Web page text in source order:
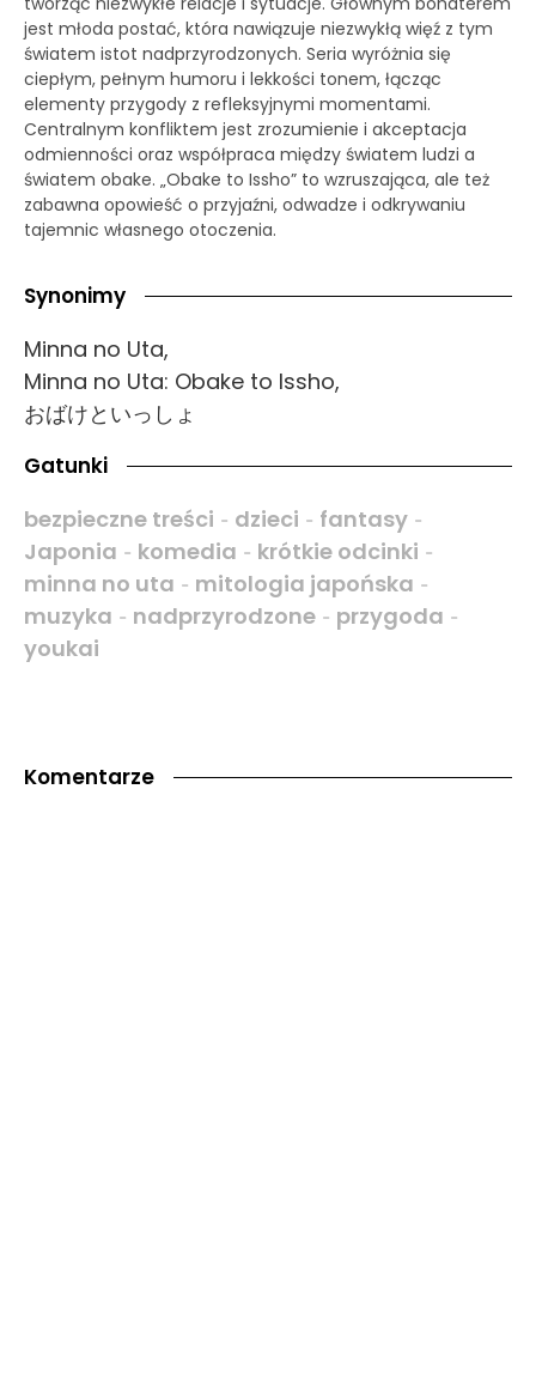
jest młoda postać, która nawiązuje niezwykłą więź z tym
światem istot nadprzyrodzonych. Seria wyróżnia się
ciepłym, pełnym humoru i lekkości tonem, łącząc
elementy przygody z refleksyjnymi momentami.
Centralnym konfliktem jest zrozumienie i akceptacja
odmienności oraz współpraca między światem ludzi a
światem obake. „Obake to Issho” to wzruszająca, ale też
zabawna opowieść o przyjaźni, odwadze i odkrywaniu
tajemnic własnego otoczenia.
Synonimy
Minna no Uta,
Minna no Uta: Obake to Issho,
おばけといっしょ
Gatunki
bezpieczne treści - dzieci - fantasy -
Japonia - komedia - krótkie odcinki -
minna no uta - mitologia japońska -
muzyka - nadprzyrodzone - przygoda -
youkai
Komentarze